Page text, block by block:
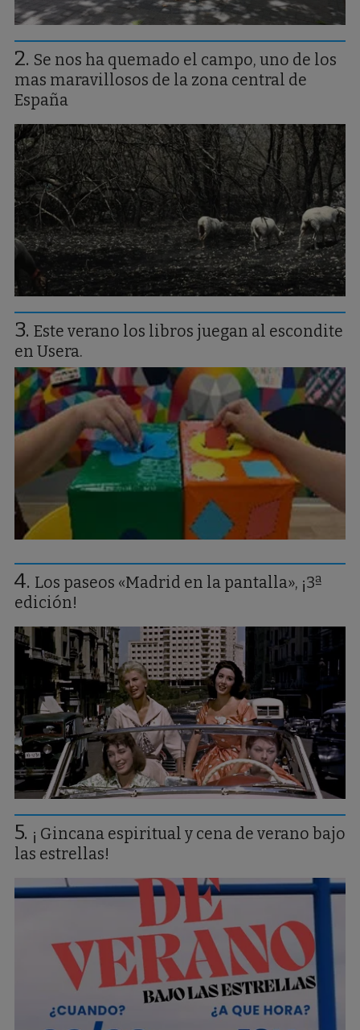
Se nos ha quemado el campo, uno de los
mas maravillosos de la zona central de
España
Este verano los libros juegan al escondite
en Usera.
Los paseos «Madrid en la pantalla», ¡3ª
edición!
¡ Gincana espiritual y cena de verano bajo
las estrellas!